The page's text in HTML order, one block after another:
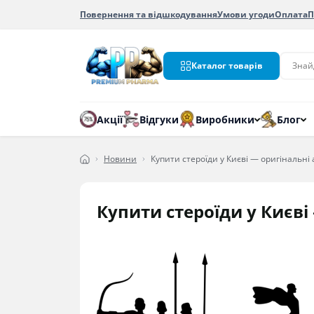
Повернення та відшкодуванняУмови угодиОплата
Каталог товарів
Акції Відгуки Виробники Блог
Новини Купити стероїди у Києві —
Купити стероїди у